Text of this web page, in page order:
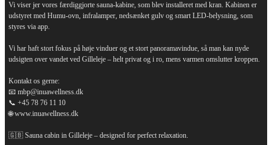
Vi viser jer vores færdiggjorte sauna-kabine, som blev installeret med kran. Kabinen er
udstyret med Humu-ovn, infralamper, nedsænket gulv og smart LED-belysning, som
styres via app.
Vi har haft stort fokus på høje vinduer og et stort panoramavindue, så man kan nyde
udsigten over vandet ved Gilleleje – helt privat og i ro, mens varmen omslutter kroppen.
Kontakt os gerne:
📧 mbp@inuawellness.dk
📞 +45 78 76 11 10
🌐 www.inuawellness.dk
🇬🇧 Sauna cabin in Gilleleje – designed for perfect relaxation.